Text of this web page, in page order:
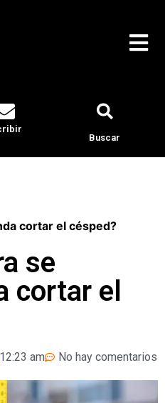
Buscar
cortar el césped?
se
cortar el
12:23 am No hay comentarios